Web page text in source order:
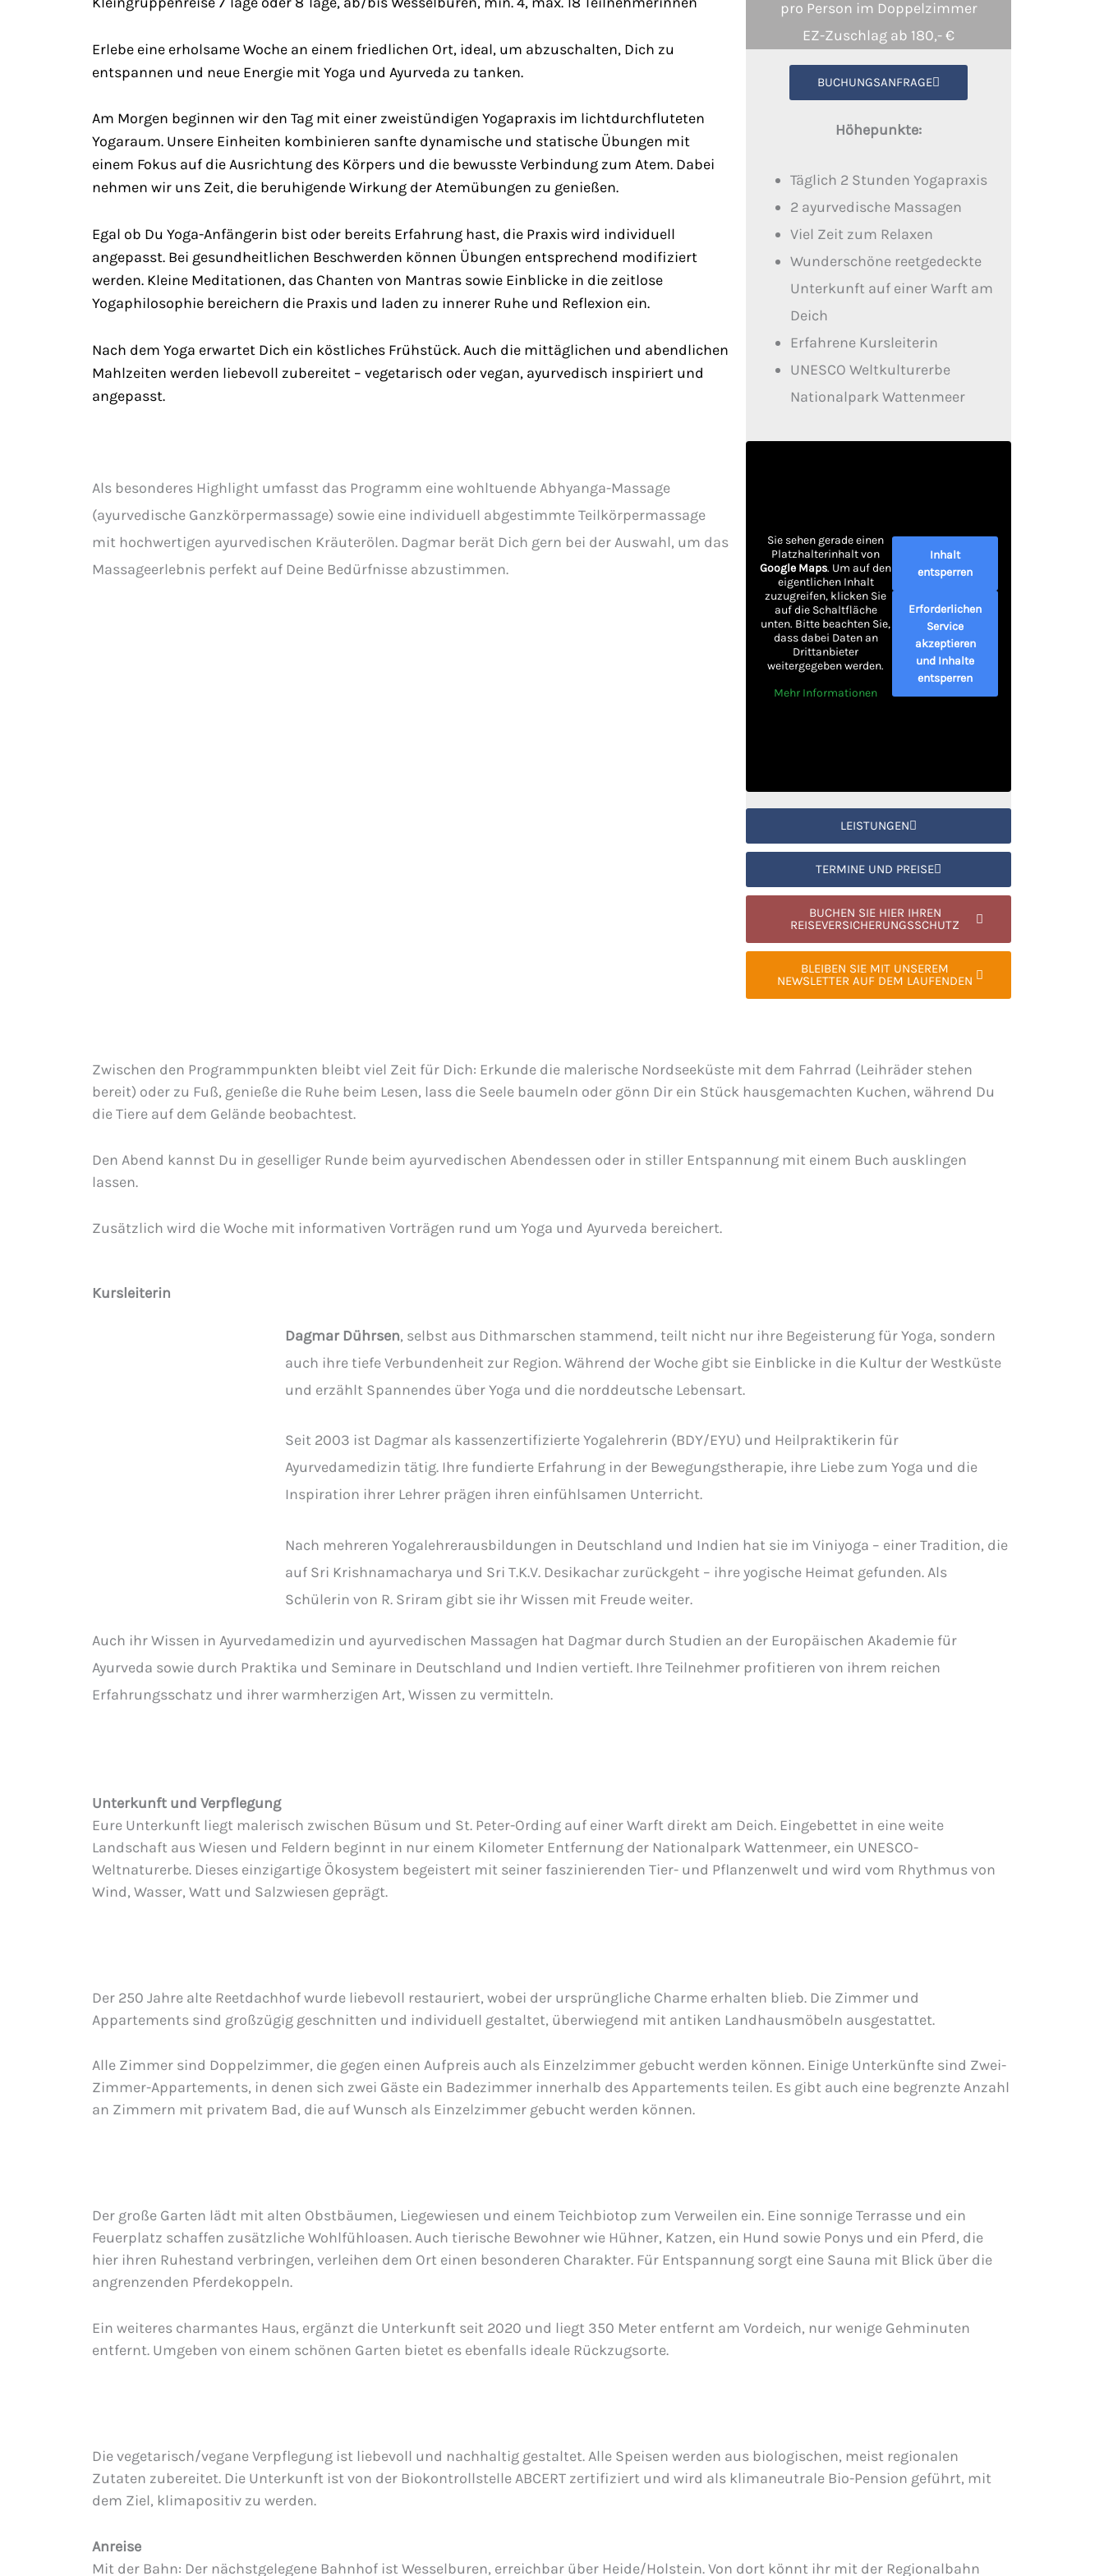
Erlebe eine erholsame Woche an einem friedlichen Ort, ideal, um abzuschalten, Dich zu
entspannen und neue Energie mit Yoga und Ayurveda zu tanken.
Am Morgen beginnen wir den Tag mit einer zweistündigen Yogapraxis im lichtdurchfluteten
Yogaraum. Unsere Einheiten kombinieren sanfte dynamische und statische Übungen mit
einem Fokus auf die Ausrichtung des Körpers und die bewusste Verbindung zum Atem. Dabei
nehmen wir uns Zeit, die beruhigende Wirkung der Atemübungen zu genießen.
Egal ob Du Yoga-Anfängerin bist oder bereits Erfahrung hast, die Praxis wird individuell
angepasst. Bei gesundheitlichen Beschwerden können Übungen entsprechend modifiziert
werden. Kleine Meditationen, das Chanten von Mantras sowie Einblicke in die zeitlose
Yogaphilosophie bereichern die Praxis und laden zu innerer Ruhe und Reflexion ein.
Nach dem Yoga erwartet Dich ein köstliches Frühstück. Auch die mittäglichen und abendlichen
Mahlzeiten werden liebevoll zubereitet – vegetarisch oder vegan, ayurvedisch inspiriert und
angepasst.
Als besonderes Highlight umfasst das Programm eine wohltuende Abhyanga-Massage
(ayurvedische Ganzkörpermassage) sowie eine individuell abgestimmte Teilkörpermassage
mit hochwertigen ayurvedischen Kräuterölen. Dagmar berät Dich gern bei der Auswahl, um das
Massageerlebnis perfekt auf Deine Bedürfnisse abzustimmen.
pro Person im Doppelzimmer
EZ-Zuschlag ab 180,- €
BUCHUNGSANFRAGE
Höhepunkte:
Täglich 2 Stunden Yogapraxis
2 ayurvedische Massagen
Viel Zeit zum Relaxen
Wunderschöne reetgedeckte
Unterkunft auf einer Warft am
Deich
Erfahrene Kursleiterin
UNESCO Weltkulturerbe
Nationalpark Wattenmeer
Sie sehen gerade einen
Platzhalterinhalt von
Google Maps. Um auf den
eigentlichen Inhalt
zuzugreifen, klicken Sie
auf die Schaltfläche
unten. Bitte beachten Sie,
dass dabei Daten an
Drittanbieter
weitergegeben werden.
Mehr Informationen
Inhalt
entsperren
Erforderlichen
Service
akzeptieren
und Inhalte
entsperren
LEISTUNGEN
TERMINE UND PREISE
BUCHEN SIE HIER IHREN
REISEVERSICHERUNGSSCHUTZ
BLEIBEN SIE MIT UNSEREM
NEWSLETTER AUF DEM LAUFENDEN
Zwischen den Programmpunkten bleibt viel Zeit für Dich: Erkunde die malerische Nordseeküste mit dem Fahrrad (Leihräder stehen
bereit) oder zu Fuß, genieße die Ruhe beim Lesen, lass die Seele baumeln oder gönn Dir ein Stück hausgemachten Kuchen, während Du
die Tiere auf dem Gelände beobachtest.
Den Abend kannst Du in geselliger Runde beim ayurvedischen Abendessen oder in stiller Entspannung mit einem Buch ausklingen
lassen.
Zusätzlich wird die Woche mit informativen Vorträgen rund um Yoga und Ayurveda bereichert.
Kursleiterin
Dagmar Dührsen, selbst aus Dithmarschen stammend, teilt nicht nur ihre Begeisterung für Yoga, sondern
auch ihre tiefe Verbundenheit zur Region. Während der Woche gibt sie Einblicke in die Kultur der Westküste
und erzählt Spannendes über Yoga und die norddeutsche Lebensart.
Seit 2003 ist Dagmar als kassenzertifizierte Yogalehrerin (BDY/EYU) und Heilpraktikerin für
Ayurvedamedizin tätig. Ihre fundierte Erfahrung in der Bewegungstherapie, ihre Liebe zum Yoga und die
Inspiration ihrer Lehrer prägen ihren einfühlsamen Unterricht.
Nach mehreren Yogalehrerausbildungen in Deutschland und Indien hat sie im Viniyoga – einer Tradition, die
auf Sri Krishnamacharya und Sri T.K.V. Desikachar zurückgeht – ihre yogische Heimat gefunden. Als
Schülerin von R. Sriram gibt sie ihr Wissen mit Freude weiter.
Auch ihr Wissen in Ayurvedamedizin und ayurvedischen Massagen hat Dagmar durch Studien an der Europäischen Akademie für
Ayurveda sowie durch Praktika und Seminare in Deutschland und Indien vertieft. Ihre Teilnehmer profitieren von ihrem reichen
Erfahrungsschatz und ihrer warmherzigen Art, Wissen zu vermitteln.
Unterkunft und Verpflegung
Eure Unterkunft liegt malerisch zwischen Büsum und St. Peter-Ording auf einer Warft direkt am Deich. Eingebettet in eine weite
Landschaft aus Wiesen und Feldern beginnt in nur einem Kilometer Entfernung der Nationalpark Wattenmeer, ein UNESCO-
Weltnaturerbe. Dieses einzigartige Ökosystem begeistert mit seiner faszinierenden Tier- und Pflanzenwelt und wird vom Rhythmus von
Wind, Wasser, Watt und Salzwiesen geprägt.
Der 250 Jahre alte Reetdachhof wurde liebevoll restauriert, wobei der ursprüngliche Charme erhalten blieb. Die Zimmer und
Appartements sind großzügig geschnitten und individuell gestaltet, überwiegend mit antiken Landhausmöbeln ausgestattet.
Alle Zimmer sind Doppelzimmer, die gegen einen Aufpreis auch als Einzelzimmer gebucht werden können. Einige Unterkünfte sind Zwei-
Zimmer-Appartements, in denen sich zwei Gäste ein Badezimmer innerhalb des Appartements teilen. Es gibt auch eine begrenzte Anzahl
an Zimmern mit privatem Bad, die auf Wunsch als Einzelzimmer gebucht werden können.
Der große Garten lädt mit alten Obstbäumen, Liegewiesen und einem Teichbiotop zum Verweilen ein. Eine sonnige Terrasse und ein
Feuerplatz schaffen zusätzliche Wohlfühloasen. Auch tierische Bewohner wie Hühner, Katzen, ein Hund sowie Ponys und ein Pferd, die
hier ihren Ruhestand verbringen, verleihen dem Ort einen besonderen Charakter. Für Entspannung sorgt eine Sauna mit Blick über die
angrenzenden Pferdekoppeln.
Ein weiteres charmantes Haus, ergänzt die Unterkunft seit 2020 und liegt 350 Meter entfernt am Vordeich, nur wenige Gehminuten
entfernt. Umgeben von einem schönen Garten bietet es ebenfalls ideale Rückzugsorte.
Die vegetarisch/vegane Verpflegung ist liebevoll und nachhaltig gestaltet. Alle Speisen werden aus biologischen, meist regionalen
Zutaten zubereitet. Die Unterkunft ist von der Biokontrollstelle ABCERT zertifiziert und wird als klimaneutrale Bio-Pension geführt, mit
dem Ziel, klimapositiv zu werden.
Anreise
Mit der Bahn: Der nächstgelegene Bahnhof ist Wesselburen, erreichbar über Heide/Holstein. Von dort könnt ihr mit der Regionalbahn